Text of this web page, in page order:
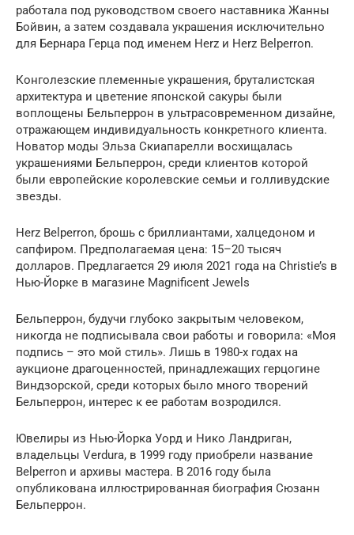
работала под руководством своего наставника Жанны
Бойвин, а затем создавала украшения исключительно
для Бернара Герца под именем Herz и Herz Belperron.
Конголезские племенные украшения, бруталистская
архитектура и цветение японской сакуры были
воплощены Бельперрон в ультрасовременном дизайне,
отражающем индивидуальность конкретного клиента.
Новатор моды Эльза Скиапарелли восхищалась
украшениями Бельперрон, среди клиентов которой
были европейские королевские семьи и голливудские
звезды.
Herz Belperron, брошь с бриллиантами, халцедоном и
сапфиром. Предполагаемая цена: 15–20 тысяч
долларов. Предлагается 29 июля 2021 года на Christie’s в
Нью-Йорке в магазине Magnificent Jewels
Бельперрон, будучи глубоко закрытым человеком,
никогда не подписывала свои работы и говорила: «Моя
подпись – это мой стиль». Лишь в 1980-х годах на
аукционе драгоценностей, принадлежащих герцогине
Виндзорской, среди которых было много творений
Бельперрон, интерес к ее работам возродился.
Ювелиры из Нью-Йорка Уорд и Нико Ландриган,
владельцы Verdura, в 1999 году приобрели название
Belperron и архивы мастера. В 2016 году была
опубликована иллюстрированная биография Сюзанн
Бельперрон.